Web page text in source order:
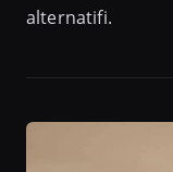
alternatifi.